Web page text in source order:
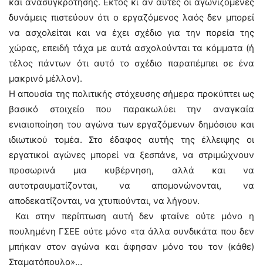
δυνάμεις πιστεύουν ότι ο εργαζόμενος λαός δεν μπορεί
να ασχολείται και να έχει σχέδιο για την πορεία της
χώρας, επειδή τάχα με αυτά ασχολούνται τα κόμματα (ή
τέλος πάντων ότι αυτό το σχέδιο παραπέμπει σε ένα
μακρινό μέλλον).
Η απουσία της πολιτικής στόχευσης σήμερα προκύπτει ως
βασικό στοιχείο που παρακωλύει την αναγκαία
ενιαιοποίηση του αγώνα των εργαζόμενων δημόσιου και
ιδιωτικού τομέα. Στο έδαφος αυτής της έλλειψης οι
εργατικοί αγώνες μπορεί να ξεσπάνε, να στριμώχνουν
προσωρινά μια κυβέρνηση, αλλά και να
αυτοτραυματίζονται, να απομονώνονται, να
αποδεκατίζονται, να χτυπιούνται, να λήγουν.
Και στην περίπτωση αυτή δεν φταίνε ούτε μόνο η
πουλημένη ΓΣΕΕ ούτε μόνο «τα άλλα συνδικάτα που δεν
μπήκαν στον αγώνα και άφησαν μόνο του τον (κάθε)
Σταματόπουλο»…